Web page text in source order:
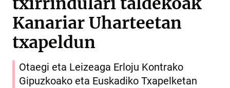
Kanariar Uharteetan
txapeldun
Otaegi eta Leizeaga Erloju Kontrako
Gipuzkoako eta Euskadiko Txapelketan